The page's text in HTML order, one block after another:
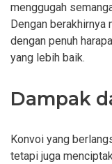
menggugah
Dengan
dengan penuh
yang lebih baik.
Dampak
Konvoi yang
tetapi juga